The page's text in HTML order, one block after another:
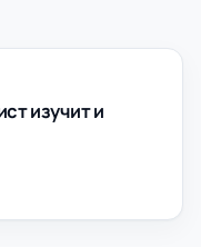
изучит и